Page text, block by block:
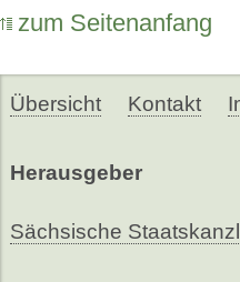
zum Seitenanfang
Übersicht Kontakt
Herausgeber
Sächsische